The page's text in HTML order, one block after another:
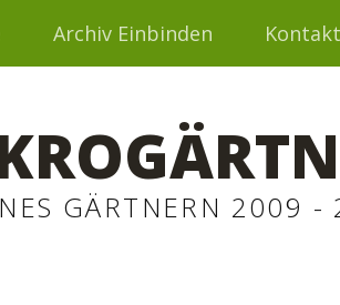
Archiv Einbinden Kontakt
GÄRTNERN 2009 -